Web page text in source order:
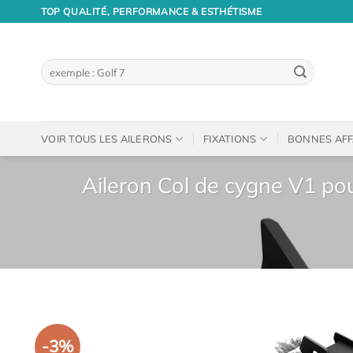
TOP QUALITÉ, PERFORMANCE & ESTHÉTISME
Recherche
pour :
VOIR TOUS LES AILERONS FIXATIONS BONNES
Aileron Col de cygne V1
-3%